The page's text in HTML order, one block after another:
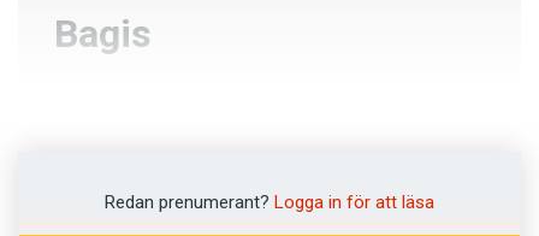
Bagis
Konditori
Redan prenumerant? Logga in för att läsa